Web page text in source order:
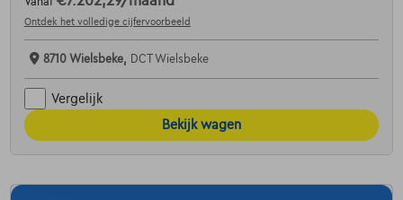
Ontdek het volledige cijfervoorbeeld
8710 Wielsbeke, DCT Wielsbeke
Vergelijk
Bekijk wagen